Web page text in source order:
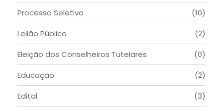
Processo Seletivo
(10)
Leilão Público
(2)
Eleição dos Conselheiros Tutelares
(0)
Educação
(2)
Edital
(3)